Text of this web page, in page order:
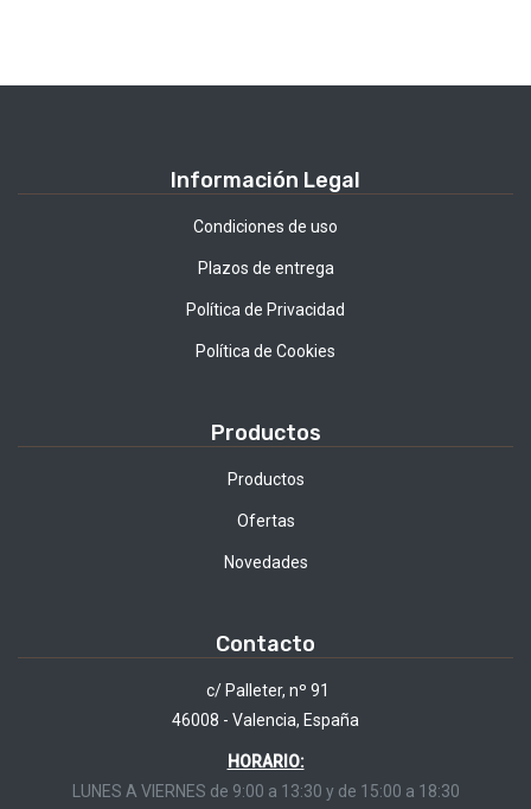
Información Legal
Condiciones de uso
Plazos de entrega
Política de Privacidad
Política de Cookies
Productos
Productos
Ofertas
Novedades
Contacto
c/ Palleter, nº 91
46008 - Valencia, España
HORARIO:
LUNES A VIERNES de 9:00 a 13:30 y de 15:00 a 18:30